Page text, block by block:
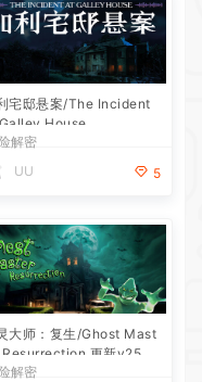
宅邸悬案/The Incident
House
解密
UU
5
大师：复生/Ghost Mast
更新v25.0
更新世界之间DLC
解密